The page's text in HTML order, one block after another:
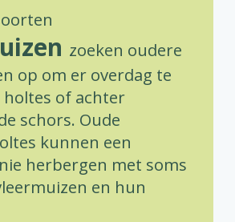
zoeken oudere
op om er overdag te
of achter
schors. Oude
kunnen een
herbergen met soms
en hun